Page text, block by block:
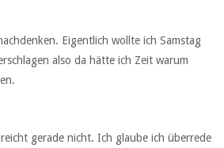
Eigentlich wollte ich Samstag
also da hätte ich Zeit warum
gerade nicht. Ich glaube ich überrede